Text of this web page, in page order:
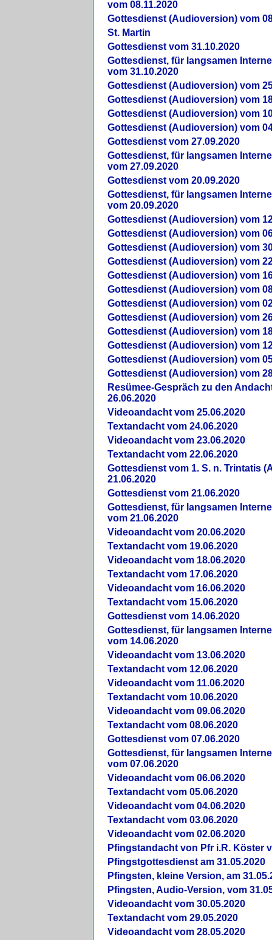
vom 08.11.2020
Gottesdienst (Audioversion) vom
St. Martin
Gottesdienst vom 31.10.2020
Gottesdienst, für langsamen
vom 31.10.2020
Gottesdienst (Audioversion) vom
Gottesdienst (Audioversion) vom
Gottesdienst (Audioversion) vom
Gottesdienst (Audioversion) vom
Gottesdienst vom 27.09.2020
Gottesdienst, für langsamen
vom 27.09.2020
Gottesdienst vom 20.09.2020
Gottesdienst, für langsamen
vom 20.09.2020
Gottesdienst (Audioversion) vom
Gottesdienst (Audioversion) vom
Gottesdienst (Audioversion) vom
Gottesdienst (Audioversion) vom
Gottesdienst (Audioversion) vom
Gottesdienst (Audioversion) vom
Gottesdienst (Audioversion) vom
Gottesdienst (Audioversion) vom
Gottesdienst (Audioversion) vom
Gottesdienst (Audioversion) vom
Gottesdienst (Audioversion) vom
Gottesdienst (Audioversion) vom
Re­sü­mee-Gespräch zu den
26.06.2020
Videoandacht vom 25.06.2020
Textandacht vom 24.06.2020
Videoandacht vom 23.06.2020
Textandacht vom 22.06.2020
Gottesdienst vom 1. S. n. Trintatis
21.06.2020
Gottesdienst vom 21.06.2020
Gottesdienst, für langsamen
vom 21.06.2020
Videoandacht vom 20.06.2020
Textandacht vom 19.06.2020
Videoandacht vom 18.06.2020
Textandacht vom 17.06.2020
Videoandacht vom 16.06.2020
Textandacht vom 15.06.2020
Gottesdienst vom 14.06.2020
Gottesdienst, für langsamen
vom 14.06.2020
Videoandacht vom 13.06.2020
Textandacht vom 12.06.2020
Videoandacht vom 11.06.2020
Textandacht vom 10.06.2020
Videoandacht vom 09.06.2020
Textandacht vom 08.06.2020
Gottesdienst vom 07.06.2020
Gottesdienst, für langsamen
vom 07.06.2020
Videoandacht vom 06.06.2020
Textandacht vom 05.06.2020
Videoandacht vom 04.06.2020
Textandacht vom 03.06.2020
Videoandacht vom 02.06.2020
Pfingstandacht von Pfr i.R. Köster
Pfingstgottesdienst am 31.05.2020
Pfingsten, kleine Version, am
Pfingsten, Audio-Version, vom
Videoandacht vom 30.05.2020
Textandacht vom 29.05.2020
Videoandacht vom 28.05.2020